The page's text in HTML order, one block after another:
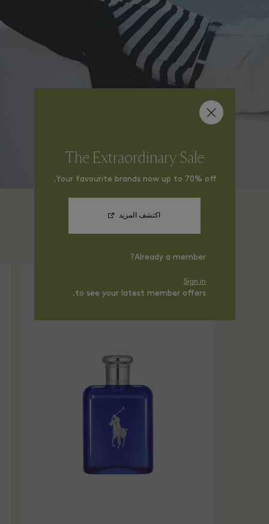
2026 Collection
The Extraordinary Sale
Your favourite brands now up to 70% off.
اكتشف المزيد
Already a member?
Sign in
to see your latest member offers.